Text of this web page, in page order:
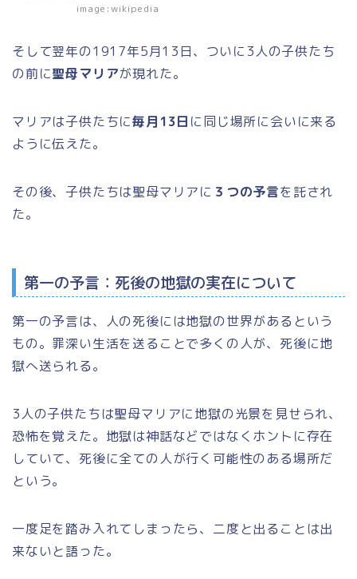
image:wikipedia
そして翌年の1917年5月13日、ついに3人の子供たち
の前に聖母マリアが現れた。
マリアは子供たちに毎月13日 に同じ場所に会いに来る
ように伝えた。
その後、子供たちは聖母マリアに ３つの予言を託され
た。
第一の予言：死後の地獄の実在について
第一の予言は、人の死後には地獄の世界があるという
もの。罪深い生活を送ることで多くの人が、死後に地
獄へ送られる。
3人の子供たちは聖母マリアに地獄の光景を見せられ、
恐怖を覚えた。地獄は神話などではなくホントに存在
していて、死後に全ての人が行く可能性のある場所だ
という。
一度足を踏み入れてしまったら、二度と出ることは出
来ないと語った。